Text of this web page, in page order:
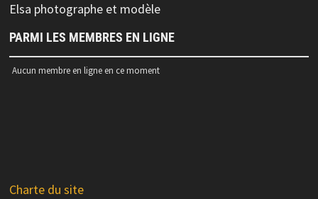
Elsa photographe et modèle
PARMI LES MEMBRES EN LIGNE
Aucun membre en ligne en ce moment
Charte du site